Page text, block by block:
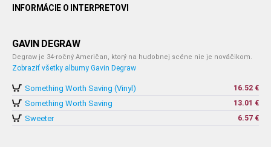
INFORMÁCIE O INTERPRETOVI
GAVIN DEGRAW
Degraw je 34-ročný Američan, ktorý na hudobnej scéne nie je nováčikom.
Zobraziť všetky albumy Gavin Degraw
Something Worth Saving (Vinyl) 16.52 €
Something Worth Saving 13.01 €
Sweeter 6.57 €